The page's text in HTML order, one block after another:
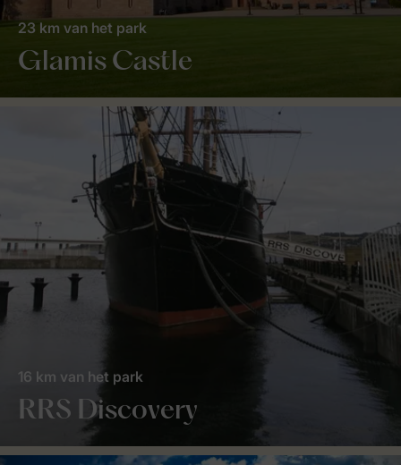
Glamis Castle
23 km van het park
RRS Discovery
16 km van het park